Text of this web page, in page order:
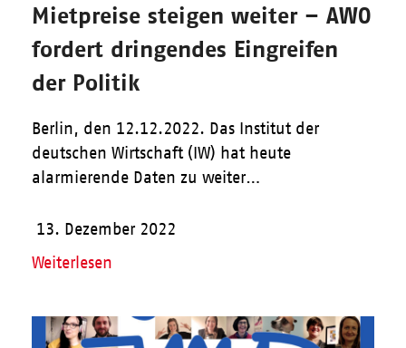
Mietpreise steigen weiter – AWO
fordert dringendes Eingreifen
der Politik
Berlin, den 12.12.2022. Das Institut der
deutschen Wirtschaft (IW) hat heute
alarmierende Daten zu weiter…
13. Dezember 2022
Weiterlesen